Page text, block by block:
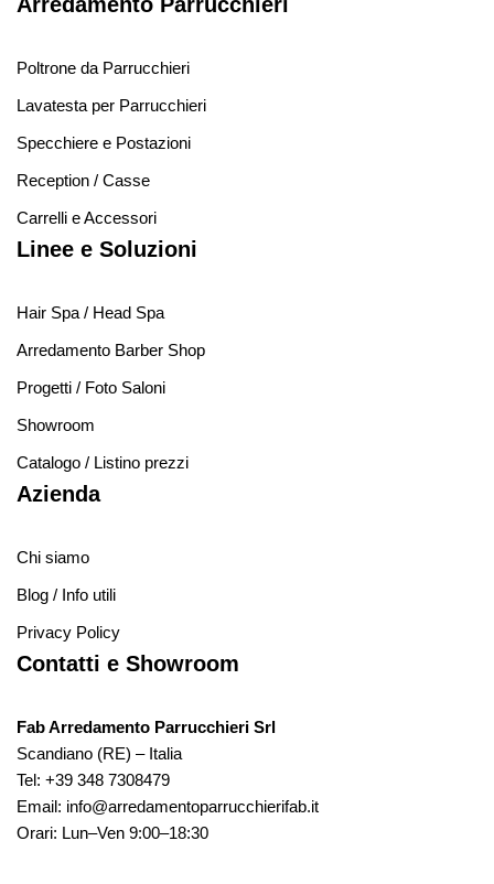
Poltrone da Parrucchieri
Lavatesta per Parrucchieri
Specchiere e Postazioni
Reception / Casse
Carrelli e Accessori
Linee e Soluzioni
Hair Spa / Head Spa
Arredamento Barber Shop
Progetti / Foto Saloni
Showroom
Catalogo / Listino prezzi
Azienda
Chi siamo
Blog / Info utili
Privacy Policy
Contatti e Showroom
Fab Arredamento Parrucchieri Srl
Scandiano (RE) – Italia
Tel: +39 348 7308479
Email: info@arredamentoparrucchierifab.it
Orari: Lun–Ven 9:00–18:30